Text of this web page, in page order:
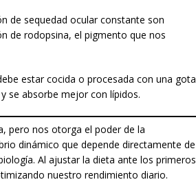
de sequedad ocular constante son
de rodopsina, el pigmento que nos
estar cocida o procesada con una gota
se absorbe mejor con lípidos.
pero nos otorga el poder de la
dinámico que depende directamente de
Al ajustar la dieta ante los primeros
nuestro rendimiento diario.